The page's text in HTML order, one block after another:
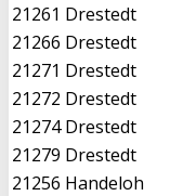
21261 Drestedt
21266 Drestedt
21271 Drestedt
21272 Drestedt
21274 Drestedt
21279 Drestedt
21256 Handeloh